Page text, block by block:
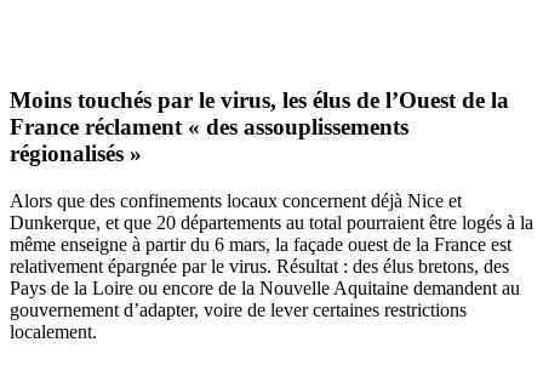
Moins touchés par le virus, les élus de l’Ouest de la
France réclament « des assouplissements
régionalisés »
Alors que des confinements locaux concernent déjà Nice et
Dunkerque, et que 20 départements au total pourraient être logés à la
même enseigne à partir du 6 mars, la façade ouest de la France est
relativement épargnée par le virus. Résultat : des élus bretons, des
Pays de la Loire ou encore de la Nouvelle Aquitaine demandent au
gouvernement d’adapter, voire de lever certaines restrictions
localement.